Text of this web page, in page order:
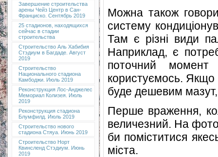
Завершение строительства
арены Чейз Центр в Сан-
Франциско. Сентябрь 2019
25 стадионов, находящихся
сейчас в стадии
строительства
Строительство Аль Хабибия
Стэдиум в Багдаде. Август
2019
Строительство
Национального стадиона
Камбоджи. Июль 2019
Реконструкция Лос-Анджелес
Мемориал Колизея. Июль
2019
Реконструкция стадиона
Блумфилд. Июль 2019
Строительство нового
стадиона Стяуа. Июнь 2019
Строительство Норт
Квинсленд Стэдиум. Июнь
2019
Можна також
систему
Там є різні види
Наприклад, є
поточний
користуємось.
буде дешевим
Перше враження,
величезний. На фото
би поміститися
міста.